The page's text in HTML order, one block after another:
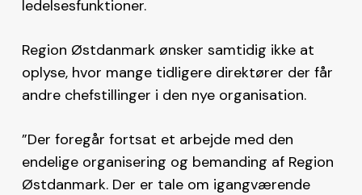
ledelsesfunktioner.
Region Østdanmark ønsker samtidig ikke at
oplyse, hvor mange tidligere direktører der får
andre chefstillinger i den nye organisation.
”Der foregår fortsat et arbejde med den
endelige organisering og bemanding af Region
Østdanmark. Der er tale om igangværende